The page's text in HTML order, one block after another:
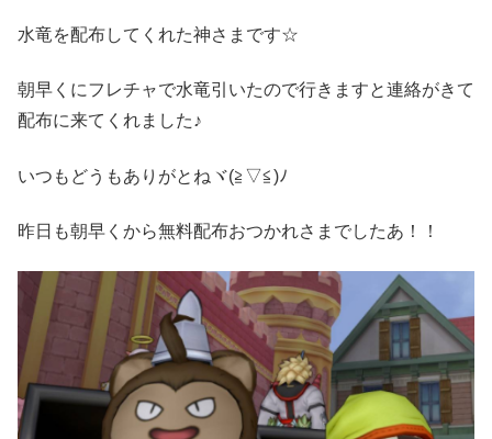
水竜を配布してくれた神さまです☆
朝早くにフレチャで水竜引いたので行きますと連絡がきて
配布に来てくれました♪
いつもどうもありがとねヾ(≧▽≦)ﾉ
昨日も朝早くから無料配布おつかれさまでしたあ！！